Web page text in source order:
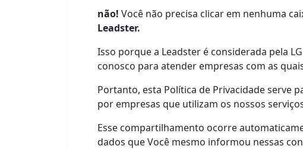
não! Você não precisa clicar em nenhuma
Leadster.
Isso porque a Leadster é considerada pela
conosco para atender empresas com as
Portanto, esta Política de Privacidade serve
por empresas que utilizam os nossos
Esse compartilhamento ocorre
dados que Você mesmo informou nessas